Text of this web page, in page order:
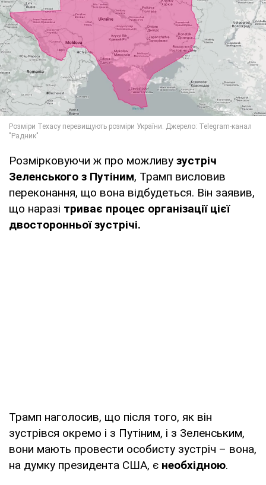
Розмірковуючи ж про можливу зустріч
Зеленського з Путіним, Трамп висловив
переконання, що вона відбудеться. Він заявив,
що наразі триває процес організації цієї
двосторонньої зустрічі.
Трамп наголосив, що після того, як він
зустрівся окремо і з Путіним, і з Зеленським,
вони мають провести особисту зустріч – вона,
на думку президента США, є необхідною.